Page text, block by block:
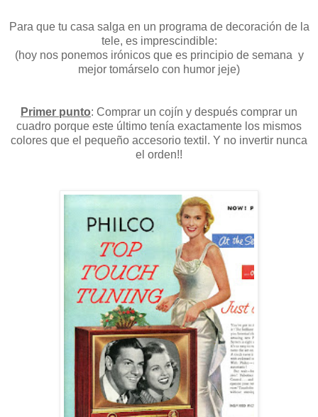
Para que tu casa salga en un programa de decoración de la
tele, es imprescindible:
(hoy nos ponemos irónicos que es principio de semana y
mejor tomárselo con humor jeje)
Primer punto: Comprar un cojín y después comprar un
cuadro porque este último tenía exactamente los mismos
colores que el pequeño accesorio textil. Y no invertir nunca
el orden!!